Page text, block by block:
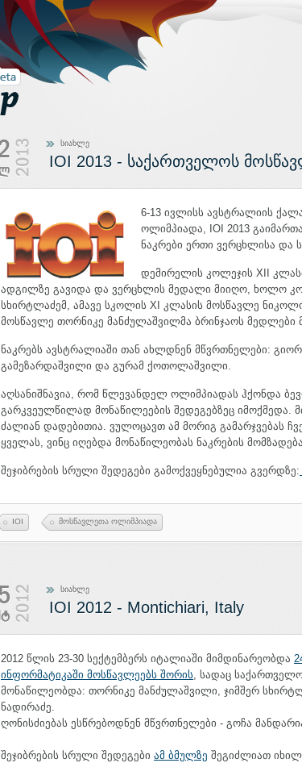
სიახლე
IOI 2013 - საქართველოს
6-13 ივლისს ავსტრალიის
ოლიმპიადა, IOI 2013
ნაკრები ერთი ვერცხლისა და
დემირელის კოლეჯის XII
ადგილზე გავიდა და ვერცხლის მედალი მიიღო, ხოლო
სხირტლაძემ, ამავე სკოლის XI კლასის მოსწავლე
მოსწავლე თორნიკე მანძულაშვილმა ბრინჯაოს მედლები
ნაკრებს ავსტრალიაში თან ახლდნენ მწვრთნელები:
გამეზარდაშვილი და გურამ ქოთოლაშვილი.
აღსანიშნავია, რომ წლევანდელ ოლიმპიადას ჰქონდა
გარკვეულწილად მონაწილეების შედეგებზეც იმოქმედა.
ძალიან დადებითია. ვულოცავთ ამ მორიგ გამარჯვებას
ყველას, ვინც იღებდა მონაწილეობას ნაკრების
შეჯიბრების სრული შედეგები გამოქვეყნებულია გვერდზე:
IOI მოსწავლეთა ოლიმპიადა
სიახლე
IOI 2012 - Montichiari, Italy
2012 წლის 23-30 სექტემბერს იტალიაში მიმდინარეობდა
ინფორმატიკაში მოსწავლეებს შორის, სადაც
მონაწილეობდა: თორნიკე მანძულაშვილი, ჯიმშერ
ნადირაძე.
ღონისძიებას ესწრებოდნენ მწვრთნელები - გოჩა
შეჯიბრების სრული შედეგები ამ ბმულზე შეგიძლიათ